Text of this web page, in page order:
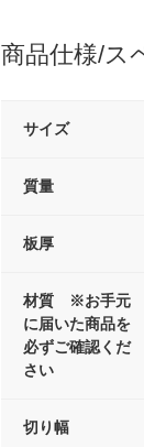
商品仕様/ス
サイズ
質量
板厚
材質 ※お手元
に届いた商品を
必ずご確認くだ
さい
切り幅